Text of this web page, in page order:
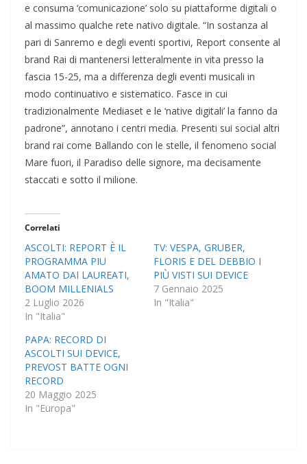
e consuma ‘comunicazione’ solo su piattaforme digitali o
al massimo qualche rete nativo digitale. “In sostanza al
pari di Sanremo e degli eventi sportivi, Report consente al
brand Rai di mantenersi letteralmente in vita presso la
fascia 15-25, ma a differenza degli eventi musicali in
modo continuativo e sistematico. Fasce in cui
tradizionalmente Mediaset e le ‘native digitali’ la fanno da
padrone”, annotano i centri media. Presenti sui social altri
brand rai come Ballando con le stelle, il fenomeno social
Mare fuori, il Paradiso delle signore, ma decisamente
staccati e sotto il milione.
Correlati
ASCOLTI: REPORT È IL
PROGRAMMA PIU
AMATO DAI LAUREATI,
BOOM MILLENIALS
2 Luglio 2026
In "Italia"
TV: VESPA, GRUBER,
FLORIS E DEL DEBBIO I
PIÙ VISTI SUI DEVICE
7 Gennaio 2025
In "Italia"
PAPA: RECORD DI
ASCOLTI SUI DEVICE,
PREVOST BATTE OGNI
RECORD
20 Maggio 2025
In "Europa"